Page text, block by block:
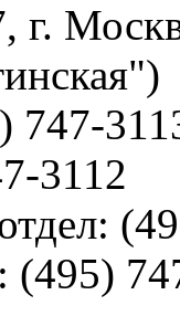
г.
747-
3112
(495)